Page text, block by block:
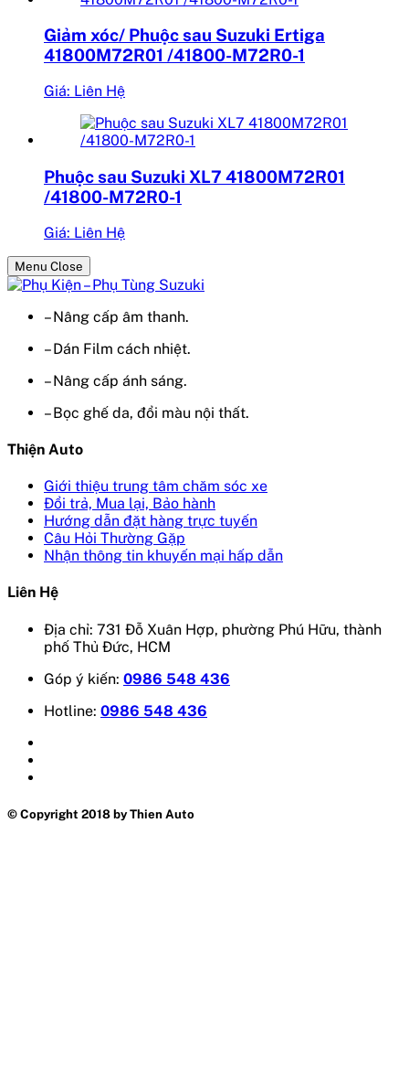
Giảm xóc/ Phuộc sau Suzuki Ertiga
41800M72R01 /41800-M72R0-1
Giá: Liên Hệ
Phuộc sau Suzuki XL7 41800M72R01
/41800-M72R0-1
Giá: Liên Hệ
Menu Close
– Nâng cấp âm thanh.
– Dán Film cách nhiệt.
– Nâng cấp ánh sáng.
– Bọc ghế da, đổi màu nội thất.
Thiện Auto
Giới thiệu trung tâm chăm sóc xe
Đổi trả, Mua lại, Bảo hành
Hướng dẫn đặt hàng trực tuyến
Câu Hỏi Thường Gặp
Nhận thông tin khuyến mại hấp dẫn
Liên Hệ
Địa chỉ: 731 Đỗ Xuân Hợp, phường Phú Hữu, thành
phố Thủ Đức, HCM
Góp ý kiến: 0986 548 436
Hotline: 0986 548 436
© Copyright 2018 by Thien Auto